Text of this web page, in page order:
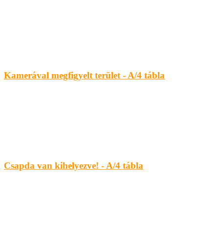
Kamerával megfigyelt terület - A/4 tábla
Csapda van kihelyezve! - A/4 tábla